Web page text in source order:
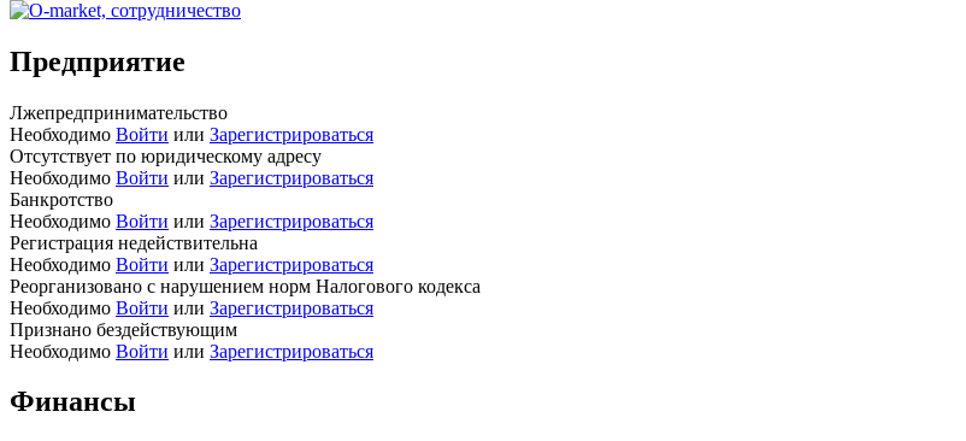
Предприятие
Лжепредпринимательство
Необходимо Войти или Зарегистрироваться
Отсутствует по юридическому адресу
Необходимо Войти или Зарегистрироваться
Банкротство
Необходимо Войти или Зарегистрироваться
Регистрация недействительна
Необходимо Войти или Зарегистрироваться
Реорганизовано с нарушением норм Налогового кодекса
Необходимо Войти или Зарегистрироваться
Признано бездействующим
Необходимо Войти или Зарегистрироваться
Финансы